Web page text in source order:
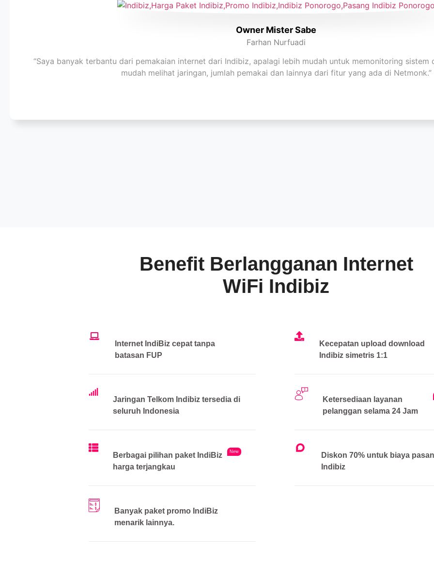
Owner Mister Sabe
Farhan Nurfuadi
“Saya banyak terbantu dari pemakaian internet dari Indibiz, apalagi lebih mudah untuk memonitoring sistem
mudah melihat jaringan, jumlah pemakai dan lainnya dari fitur yang ada di Netmonk.”
Benefit Berlangganan Internet
WiFi Indibiz
Internet IndiBiz cepat tanpa
batasan FUP
Kecepatan upload download
Indibiz simetris 1:1
Jaringan Telkom Indibiz tersedia di
seluruh Indonesia
Ketersediaan layanan
pelanggan selama 24 Jam
Berbagai pilihan paket IndiBiz
harga terjangkau
New
Diskon 70% untuk biaya
Indibiz
Banyak paket promo IndiBiz
menarik lainnya.